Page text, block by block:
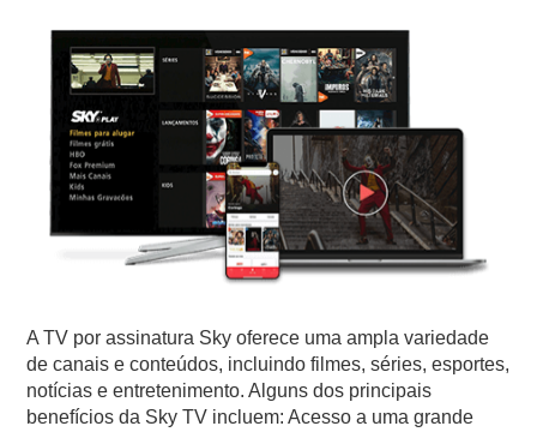
A TV por assinatura Sky oferece uma ampla variedade
de canais e conteúdos, incluindo filmes, séries, esportes,
notícias e entretenimento. Alguns dos principais
benefícios da Sky TV incluem: Acesso a uma grande